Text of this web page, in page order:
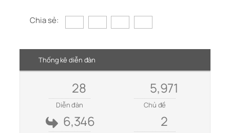
Chia sẻ:
Thống kê diễn đàn
28
Diễn đàn
5,971
Chủ đề
6,346 2